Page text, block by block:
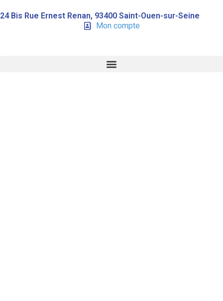
24 Bis Rue Ernest Renan, 93400 Saint-Ouen-sur-Seine
Mon compte